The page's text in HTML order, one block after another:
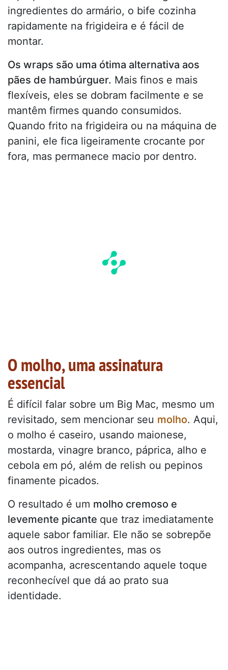
ingredientes do armário, o bife cozinha
rapidamente na frigideira e é fácil de
montar.
Os wraps são uma ótima alternativa aos
pães de hambúrguer. Mais finos e mais
flexíveis, eles se dobram facilmente e se
mantêm firmes quando consumidos.
Quando frito na frigideira ou na máquina de
panini, ele fica ligeiramente crocante por
fora, mas permanece macio por dentro.
O molho, uma assinatura
essencial
É difícil falar sobre um Big Mac, mesmo um
revisitado, sem mencionar seu molho. Aqui,
o molho é caseiro, usando maionese,
mostarda, vinagre branco, páprica, alho e
cebola em pó, além de relish ou pepinos
finamente picados.
O resultado é um molho cremoso e
levemente picante que traz imediatamente
aquele sabor familiar. Ele não se sobrepõe
aos outros ingredientes, mas os
acompanha, acrescentando aquele toque
reconhecível que dá ao prato sua
identidade.